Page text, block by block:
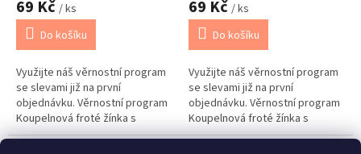
69 Kč / ks
Do košíku
Využijte náš věrnostní program
se slevami již na první
objednávku. Věrnostní program
Koupelnová froté žínka s
poutkem v jednobarevném
69 Kč / ks
Do košíku
Využijte náš věrnostní program
se slevami již na první
objednávku. Věrnostní program
Koupelnová froté žínka s
poutkem v jednobarevném